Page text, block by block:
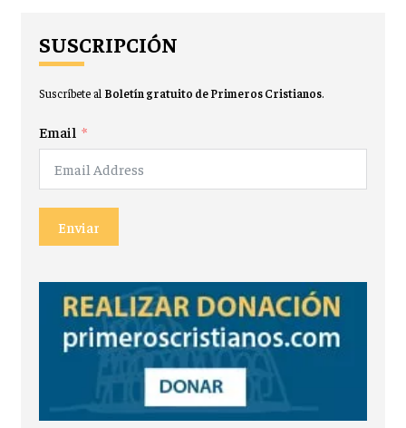
SUSCRIPCIÓN
Suscríbete al Boletín gratuito de Primeros Cristianos.
Email
Enviar